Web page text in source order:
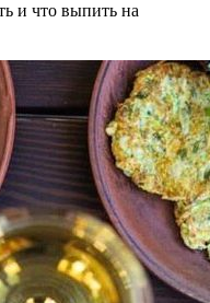
и что выпить на